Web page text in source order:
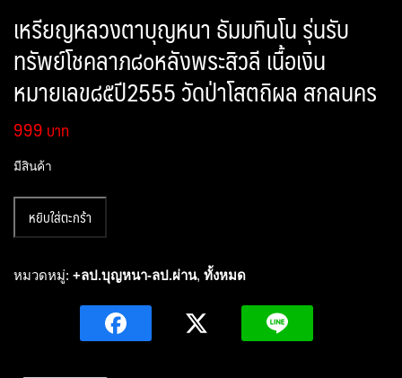
เหรียญหลวงตาบุญหนา ธัมมทินโน รุ่นรับ
ทรัพย์โชคลาภ๘๐หลังพระสิวลี เนื้อเงิน
หมายเลข๘๕ปี2555 วัดป่าโสตถิผล สกลนคร
999
มีสินค้า
เหรียญ
ตา
หยิบใส่ตะกร้า
หมวดหมู่: +ลป.บุญหนา-ลป.ผ่าน, ทั้งหมด